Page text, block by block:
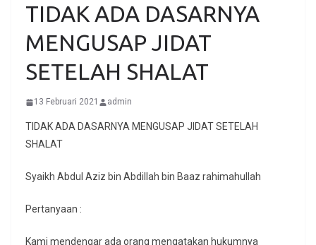
TIDAK ADA DASARNYA
MENGUSAP JIDAT
SETELAH SHALAT
13 Februari 2021 admin
TIDAK ADA DASARNYA MENGUSAP JIDAT SETELAH
SHALAT
Syaikh Abdul Aziz bin Abdillah bin Baaz rahimahullah
Pertanyaan :
Kami mendengar ada orang mengatakan hukumnya